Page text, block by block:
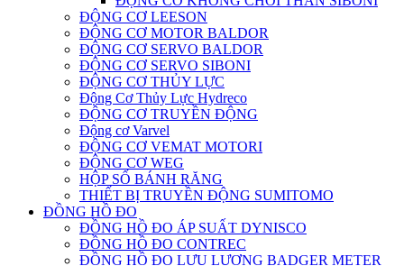
ĐỘNG CƠ LEESON
ĐỘNG CƠ MOTOR BALDOR
ĐỘNG CƠ SERVO BALDOR
ĐỘNG CƠ SERVO SIBONI
ĐỘNG CƠ THỦY LỰC
Động Cơ Thủy Lực Hydreco
ĐỘNG CƠ TRUYỀN ĐỘNG
Động cơ Varvel
ĐỘNG CƠ VEMAT MOTORI
ĐỘNG CƠ WEG
HỘP SỐ BÁNH RĂNG
THIẾT BỊ TRUYỀN ĐỘNG SUMITOMO
ĐỒNG HỒ ĐO
ĐỒNG HỒ ĐO ÁP SUẤT DYNISCO
ĐỒNG HỒ ĐO CONTREC
ĐỒNG HỒ ĐO LƯU LƯỢNG BADGER METER